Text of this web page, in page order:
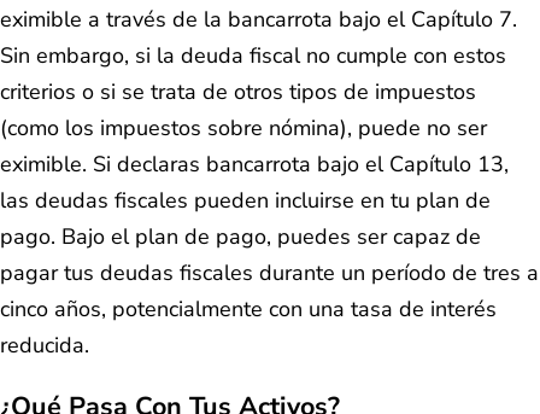
eximible a través de la bancarrota bajo el Capítulo 7.
Sin embargo, si la deuda fiscal no cumple con estos
criterios o si se trata de otros tipos de impuestos
(como los impuestos sobre nómina), puede no ser
eximible. Si declaras bancarrota bajo el Capítulo 13,
las deudas fiscales pueden incluirse en tu plan de
pago. Bajo el plan de pago, puedes ser capaz de
pagar tus deudas fiscales durante un período de tres a
cinco años, potencialmente con una tasa de interés
reducida.